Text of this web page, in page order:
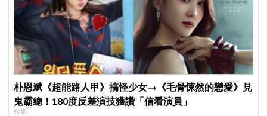
朴恩斌《超能路人甲》搞怪少女→《毛骨悚然的戀愛》見
鬼霸總！180度反差演技獲讚「信看演員」
韓劇